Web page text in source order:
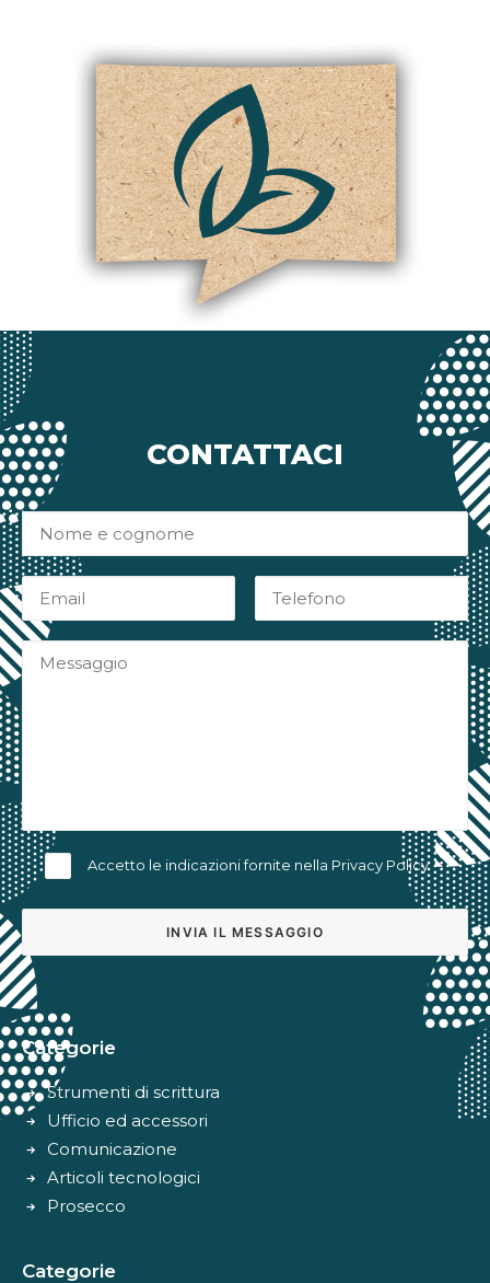
CONTATTACI
Accetto le indicazioni fornite nella Privacy Policy
Categorie
Strumenti di scrittura
Ufficio ed accessori
Comunicazione
Articoli tecnologici
Prosecco
Categorie